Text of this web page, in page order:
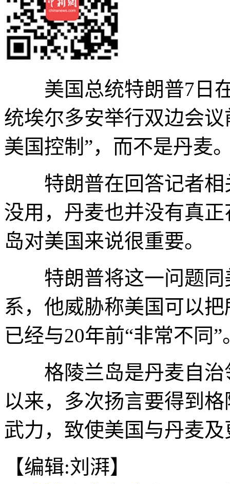
美国总统特朗普7日在
统埃尔多安举行双边会
美国控制”，而不是丹麦
特朗普在回答记者相
没用，丹麦也并没有真
岛对美国来说很重要。
特朗普将这一问题同
系，他威胁称美国可以
已经与20年前“非常不同”
格陵兰岛是丹麦自治
以来，多次扬言要得到
武力，致使美国与丹麦
【编辑:刘湃】